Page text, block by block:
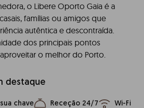
o Libere Oporto Gaia é a
famílias ou amigos que
autêntica e descontraída.
dos principais pontos
o melhor do Porto.
destaque
chave Receção 24/7 Wi-Fi